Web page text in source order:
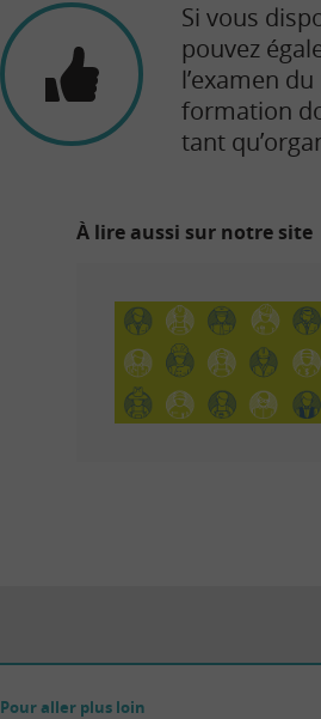
Si vous
pouvez
l’examen
formation
tant
À lire aussi sur notre site
Pour aller plus loin